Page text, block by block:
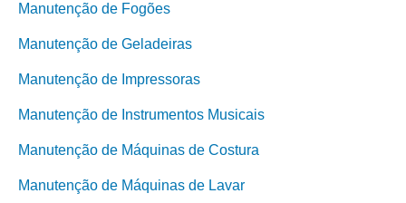
Manutenção de Fogões
Manutenção de Geladeiras
Manutenção de Impressoras
Manutenção de Instrumentos Musicais
Manutenção de Máquinas de Costura
Manutenção de Máquinas de Lavar